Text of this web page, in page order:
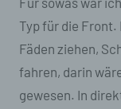
Typ für die
Fäden ziehen,
fahren, darin
gewesen. In
aufbewahrt
Daten nicht